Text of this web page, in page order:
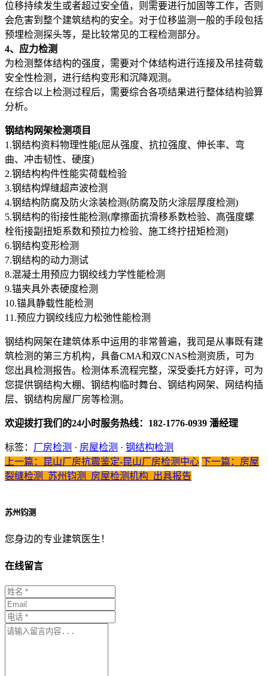
位移持续发生或者超过安全值，则需要进行加固等工作，否则
会危害到整个建筑结构的安全。对于位移监测一般的手段包括
预埋检测探头等，是比较常见的工程检测部分。
4、应力检测
为检测整体结构的强度，需要对个体结构进行连接及吊挂荷载
安全性检测，进行结构变形和沉降观测。
在综合以上检测过程后，需要综合各项结果进行整体结构验算
分析。
钢结构网架检测项目
1.钢结构资料物理性能(屈从强度、抗拉强度、伸长率、弯
曲、冲击韧性、硬度)
2.钢结构构件性能实荷载检验
3.钢结构焊缝超声波检测
4.钢结构防腐及防火涂装检测(防腐及防火涂层厚度检测)
5.钢结构的衔接性能检测(摩擦面抗滑移系数检验、高强度螺
栓衔接副扭矩系数和预拉力检验、施工终拧扭矩检测)
6.钢结构变形检测
7.钢结构的动力测试
8.混凝土用预应力钢绞线力学性能检测
9.锚夹具外表硬度检测
10.锚具静载性能检测
11.预应力钢绞线应力松弛性能检测
钢结构网架在建筑体系中运用的非常普遍，我司是从事既有建
筑检测的第三方机构，具备CMA和双CNAS检测资质，可为
您出具检测报告。检测体系流程完整，深受委托方好评，可为
您提供钢结构大棚、钢结构临时舞台、钢结构网架、网结构插
层、钢结构房屋厂房等检测。
欢迎拨打我们的24小时服务热线：182-1776-0939 潘经理
标签： 厂房检测 · 房屋检测 · 钢结构检测
上一篇：昆山厂房抗震鉴定-昆山厂房检测中心 下一篇：房屋
裂缝检测_苏州钧测_房屋检测机构_出具报告
苏州钧测
您身边的专业建筑医生！
在线留言